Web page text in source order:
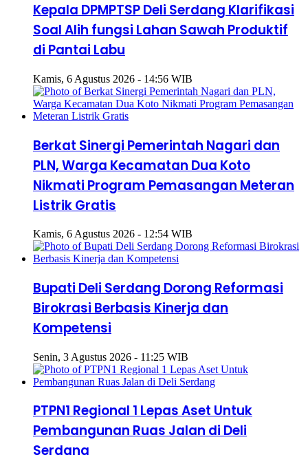
Kepala DPMPTSP Deli Serdang Klarifikasi
Soal Alih fungsi Lahan Sawah Produktif
di Pantai Labu
Kamis, 6 Agustus 2026 - 14:56 WIB
Berkat Sinergi Pemerintah Nagari dan
PLN, Warga Kecamatan Dua Koto
Nikmati Program Pemasangan Meteran
Listrik Gratis
Kamis, 6 Agustus 2026 - 12:54 WIB
Bupati Deli Serdang Dorong Reformasi
Birokrasi Berbasis Kinerja dan
Kompetensi
Senin, 3 Agustus 2026 - 11:25 WIB
PTPN1 Regional 1 Lepas Aset Untuk
Pembangunan Ruas Jalan di Deli
Serdang